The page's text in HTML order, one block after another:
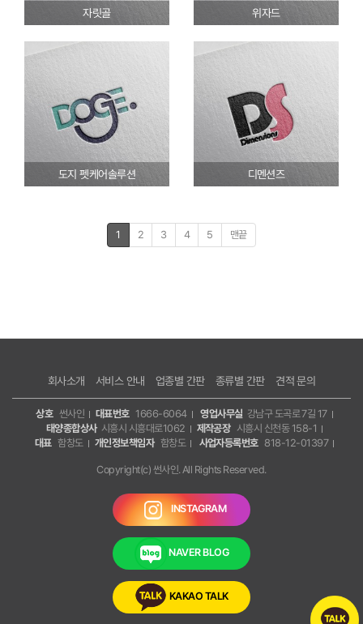
자릿골 위자드
도지 펫케어솔루션 디멘션즈
1 2 3 4 5 맨끝
회사소개 서비스 안내 업종별 간판 종류별 간판 견적 문의
상호 썬사인 대표번호 1666-6064 영업사무실 강남구 도곡로 7길 17
태양종합상사 시흥시 시흥대로1062 제작공장 시흥시 신천동 158-1
대표 함창도 개인정보책임자 함창도 사업자등록번호 818-12-01397
Copyright(c) 썬사인. All Rights Reserved.
INSTAGRAM
NAVER BLOG
KAKAO TALK